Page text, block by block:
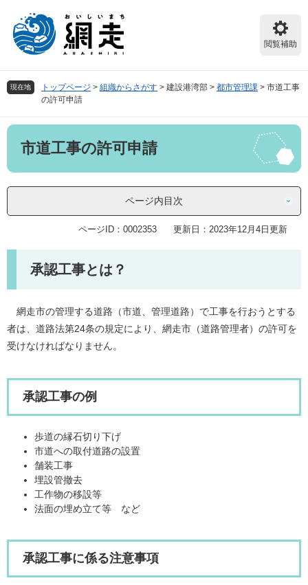
頭
で
飛
ば
へ
閲覧補助
現在地 トップページ > 組織からさがす > 建設港湾部 > 都市管理課 > 市道工事
の許可申請
本
市道工事の許可申請
ページ内目次
ページID：0002353 更新日：2023年12月4日更新
承認工事とは？
網走市の管理する道路（市道、管理道路）で工事を行おうとする
者は、道路法第24条の規定により、網走市（道路管理者）の許可を
受けなければなりません。
承認工事の例
歩道の縁石切り下げ
市道への取付道路の設置
舗装工事
埋設管撤去
工作物の移設等
法面の埋め立て等 など
承認工事に係る注意事項